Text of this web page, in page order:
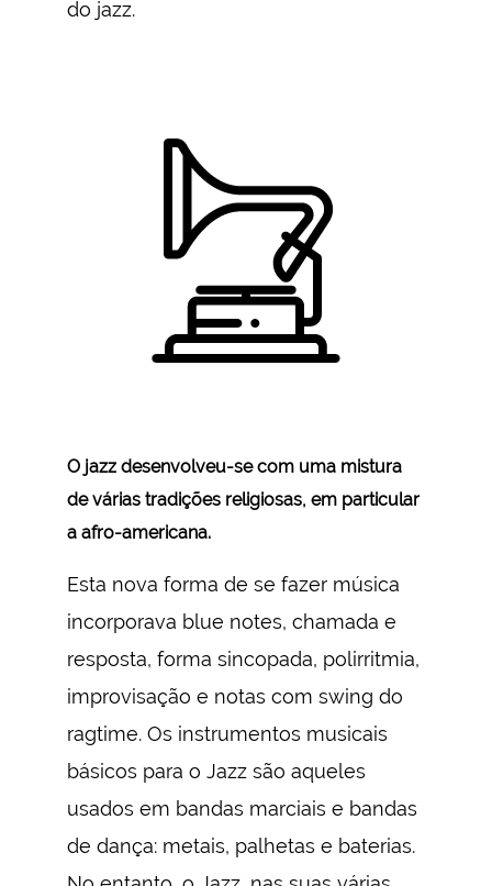
do jazz.
O jazz desenvolveu-se com uma mistura
de várias tradições religiosas, em particular
a afro-americana.
Esta nova forma de se fazer música
incorporava blue notes, chamada e
resposta, forma sincopada, polirritmia,
improvisação e notas com swing do
ragtime. Os instrumentos musicais
básicos para o Jazz são aqueles
usados em bandas marciais e bandas
de dança: metais, palhetas e baterias.